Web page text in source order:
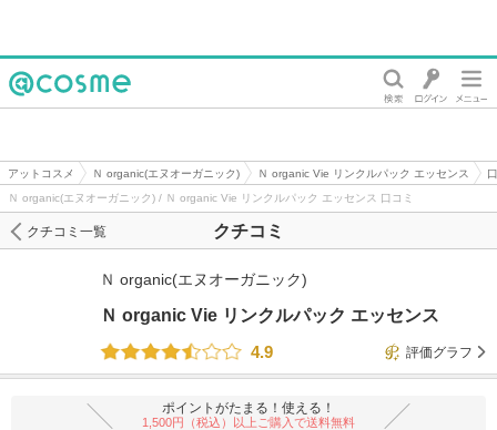
アットコスメ Ｎ organic(エヌオーガニック) Ｎ organic Vie リンクルパック エッセンス
Ｎ organic(エヌオーガニック) / Ｎ organic Vie リンクルパック エッセンス 口コミ
クチコミ
クチコミ一覧
Ｎ organic(エヌオーガニック)
Ｎ organic Vie リンクルパック エッセンス
4.9
評価グラフ
ポイントがたまる！使える！
1,500円（税込）以上ご購入で送料無料